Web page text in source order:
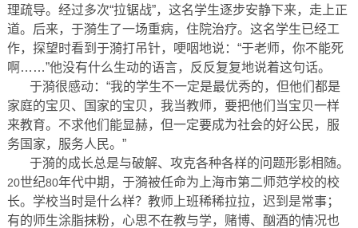
理疏导。经过多次“拉锯战”，这名学生逐步安静下来，走上正
道。后来，于漪生了一场重病，住院治疗。这名学生已经工
作，探望时看到于漪打吊针，哽咽地说：“于老师，你不能死
啊……”他没有什么生动的语言，反反复复地说着这句话。
于漪很感动：“我的学生不一定是最优秀的，但他们都是
家庭的宝贝、国家的宝贝，我当教师，要把他们当宝贝一样
来教育。不求他们能显赫，但一定要成为社会的好公民，服
务国家，服务人民。”
于漪的成长总是与破解、攻克各种各样的问题形影相随。
20世纪80年代中期，于漪被任命为上海市第二师范学校的校
长。学校当时是什么样？教师上班稀稀拉拉，迟到是常事；
有的师生涂脂抹粉，心思不在教与学，赌博、酗酒的情况也